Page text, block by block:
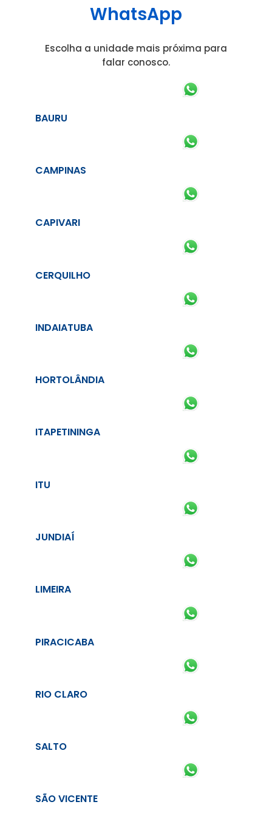
WhatsApp
Escolha a unidade mais próxima para
falar conosco.
BAURU
CAMPINAS
CAPIVARI
CERQUILHO
INDAIATUBA
HORTOLÂNDIA
ITAPETININGA
ITU
JUNDIAÍ
LIMEIRA
PIRACICABA
RIO CLARO
SALTO
SÃO VICENTE